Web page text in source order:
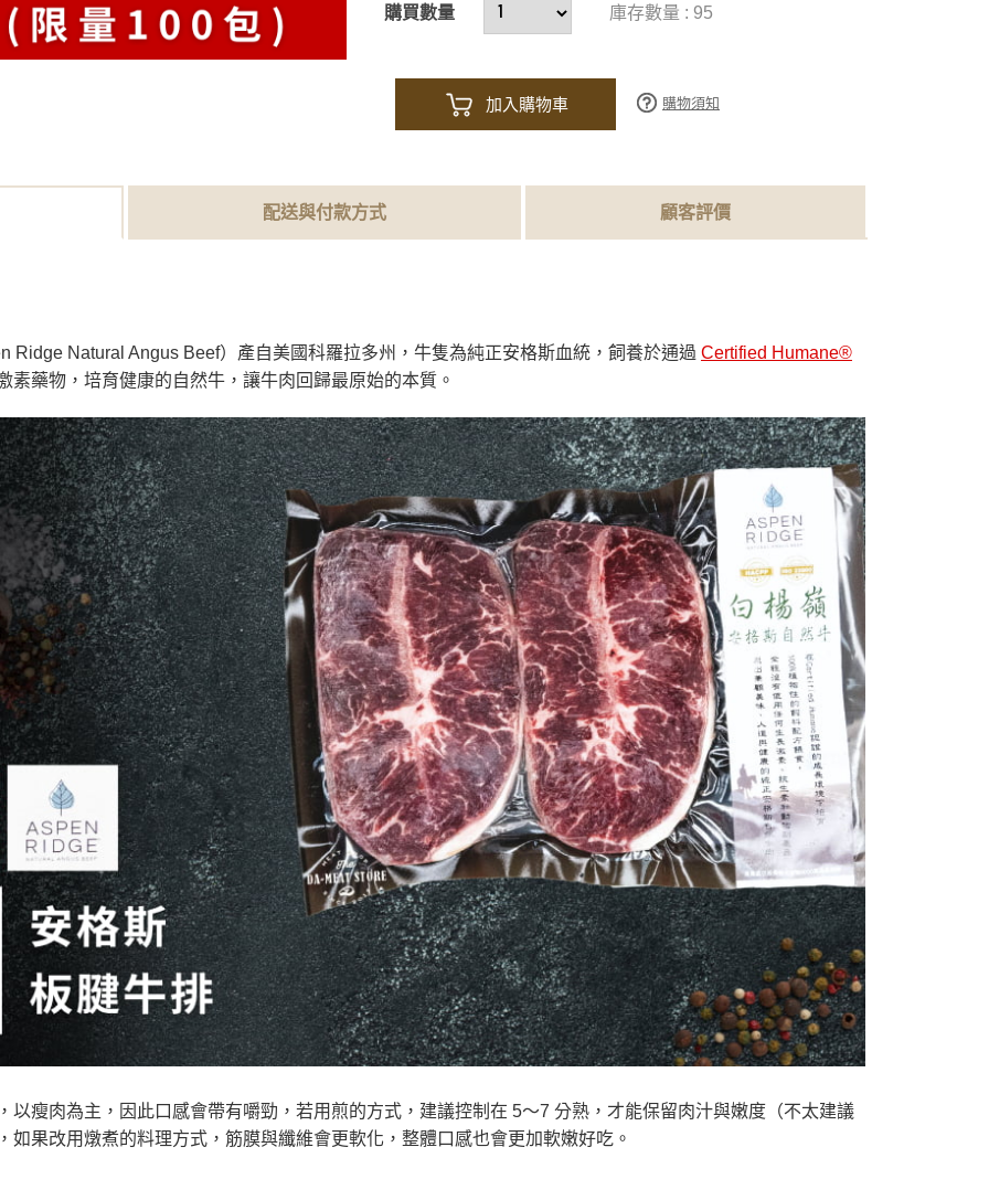
購買數量 庫存數量 : 95
加入購物車 購物須知
配送與付款方式 顧客評價
Ridge Natural Angus Beef）產自美國科羅拉多州，牛隻為純正安格斯血統，飼養於通過 Certified Humane®
素藥物，培育健康的自然牛，讓牛肉回歸最原始的本質。
以瘦肉為主，因此口感會帶有嚼勁，若用煎的方式，建議控制在 5～7 分熟，才能保留肉汁與嫩度（不太建議
如果改用燉煮的料理方式，筋膜與纖維會更軟化，整體口感也會更加軟嫩好吃。